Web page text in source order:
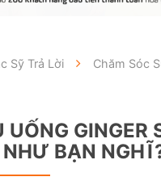
Sỹ Trả Lời Chăm Sóc
UỐNG
BẠN